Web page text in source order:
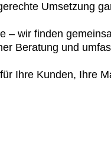
Umsetzung
wir finden
Beratung und
Ihre Kunden, Ihre